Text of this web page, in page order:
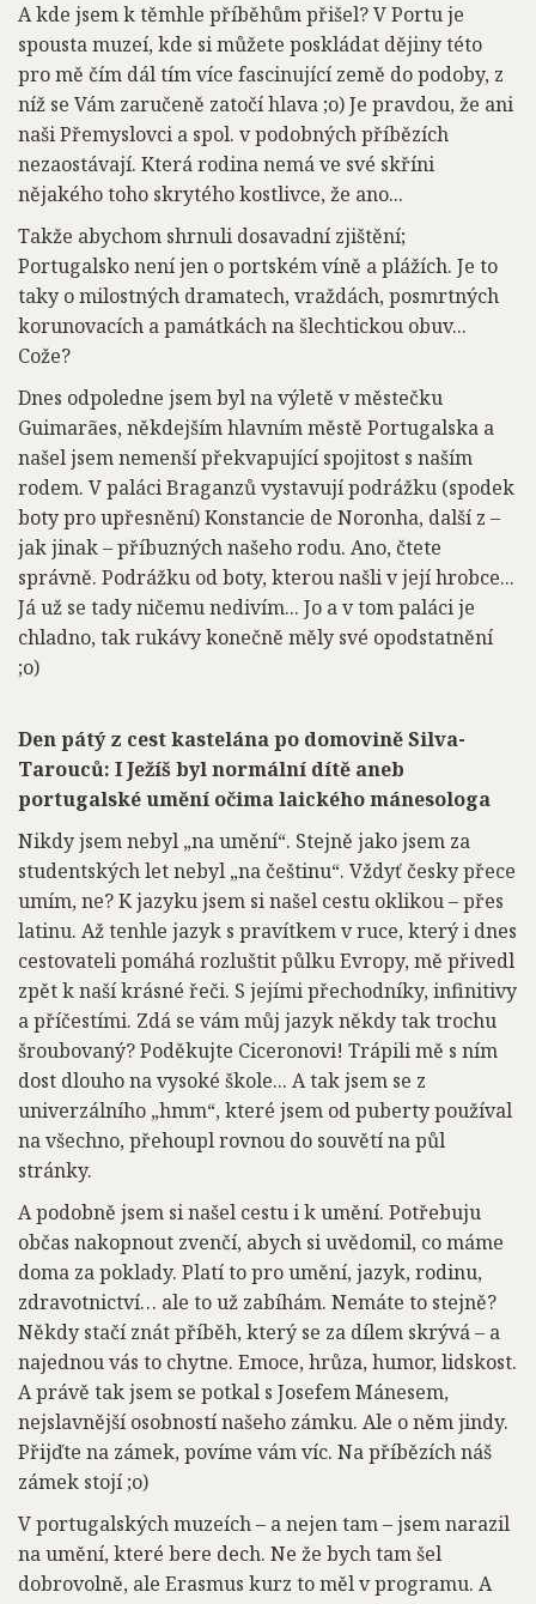
A kde jsem k těmhle příběhům přišel? V Portu je
spousta muzeí, kde si můžete poskládat dějiny této
pro mě čím dál tím více fascinující země do podoby, z
níž se Vám zaručeně zatočí hlava ;o) Je pravdou, že ani
naši Přemyslovci a spol. v podobných příbězích
nezaostávají. Která rodina nemá ve své skříni
nějakého toho skrytého kostlivce, že ano...
Takže abychom shrnuli dosavadní zjištění;
Portugalsko není jen o portském víně a plážích. Je to
taky o milostných dramatech, vraždách, posmrtných
korunovacích a památkách na šlechtickou obuv...
Cože?
Dnes odpoledne jsem byl na výletě v městečku
Guimarães, někdejším hlavním městě Portugalska a
našel jsem nemenší překvapující spojitost s naším
rodem. V paláci Braganzů vystavují podrážku (spodek
boty pro upřesnění) Konstancie de Noronha, další z –
jak jinak – příbuzných našeho rodu. Ano, čtete
správně. Podrážku od boty, kterou našli v její hrobce...
Já už se tady ničemu nedivím... Jo a v tom paláci je
chladno, tak rukávy konečně měly své opodstatnění
;o)
Den pátý z cest kastelána po domovině Silva-
Tarouců: I Ježíš byl normální dítě aneb
portugalské umění očima laického mánesologa
Nikdy jsem nebyl „na umění“. Stejně jako jsem za
studentských let nebyl „na češtinu“. Vždyť česky přece
umím, ne? K jazyku jsem si našel cestu oklikou – přes
latinu. Až tenhle jazyk s pravítkem v ruce, který i dnes
cestovateli pomáhá rozluštit půlku Evropy, mě přivedl
zpět k naší krásné řeči. S jejími přechodníky, infinitivy
a příčestími. Zdá se vám můj jazyk někdy tak trochu
šroubovaný? Poděkujte Ciceronovi! Trápili mě s ním
dost dlouho na vysoké škole... A tak jsem se z
univerzálního „hmm“, které jsem od puberty používal
na všechno, přehoupl rovnou do souvětí na půl
stránky.
A podobně jsem si našel cestu i k umění. Potřebuju
občas nakopnout zvenčí, abych si uvědomil, co máme
doma za poklady. Platí to pro umění, jazyk, rodinu,
zdravotnictví… ale to už zabíhám. Nemáte to stejně?
Někdy stačí znát příběh, který se za dílem skrývá – a
najednou vás to chytne. Emoce, hrůza, humor, lidskost.
A právě tak jsem se potkal s Josefem Mánesem,
nejslavnější osobností našeho zámku. Ale o něm jindy.
Přijďte na zámek, povíme vám víc. Na příbězích náš
zámek stojí ;o)
V portugalských muzeích – a nejen tam – jsem narazil
na umění, které bere dech. Ne že bych tam šel
dobrovolně, ale Erasmus kurz to měl v programu. A